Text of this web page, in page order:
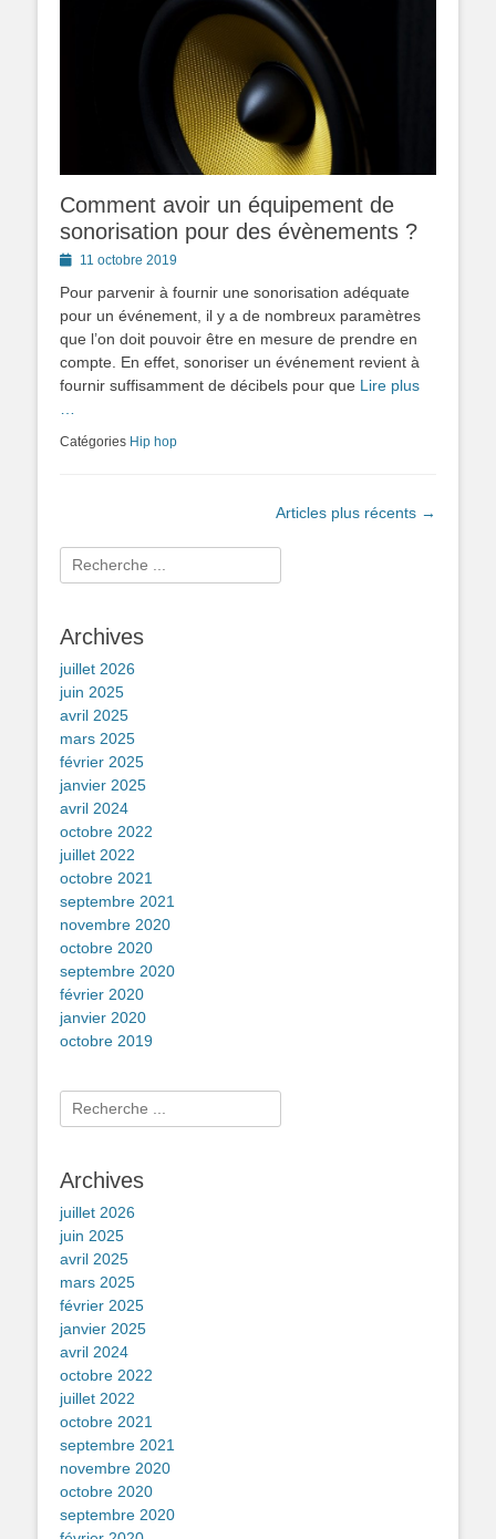
Comment avoir un équipement de
sonorisation pour des évènements ?
Posted11 octobre 2019
Pour parvenir à fournir une sonorisation adéquate
pour un événement, il y a de nombreux paramètres
que l’on doit pouvoir être en mesure de prendre en
compte. En effet, sonoriser un événement revient à
fournir suffisamment de décibels pour que Lire plus
Catégories Hip hop
articles
Articles plus récents →
Rechercher :
Archives
juillet 2026
juin 2025
avril 2025
mars 2025
février 2025
janvier 2025
avril 2024
octobre 2022
juillet 2022
octobre 2021
septembre 2021
novembre 2020
octobre 2020
septembre 2020
février 2020
janvier 2020
octobre 2019
Rechercher :
Archives
juillet 2026
juin 2025
avril 2025
mars 2025
février 2025
janvier 2025
avril 2024
octobre 2022
juillet 2022
octobre 2021
septembre 2021
novembre 2020
octobre 2020
septembre 2020